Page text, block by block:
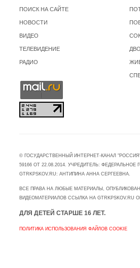
ПОИСК НА САЙТЕ
НОВОСТИ
ВИДЕО
ТЕЛЕВИДЕНИЕ
РАДИО
© ГОСУДАРСТВЕННЫЙ ИНТЕРНЕТ-КАНАЛ
59166 ОТ 22.08.2014. УЧРЕДИТЕЛЬ:
GTRKPSKOV.RU: АНТИПИНА АННА СЕРГЕЕВНА.
ВСЕ ПРАВА НА ЛЮБЫЕ МАТЕРИАЛЫ,
ВИДЕОМАТЕРИАЛОВ ССЫЛКА НА
ДЛЯ ДЕТЕЙ СТАРШЕ 16 ЛЕТ.
ПОЛИТИКА ИСПОЛЬЗОВАНИЯ ФАЙЛОВ COOKIE